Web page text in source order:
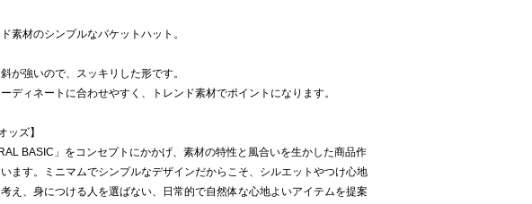
素材のシンプルなバケットハット。
が強いので、スッキリした形です。
ディネートに合わせやすく、トレンド素材でポイントになります。
ッズ】
BASIC」をコンセプトにかかげ、素材の特性と風合いを生かした商品作
ます。ミニマムでシンプルなデザインだからこそ、シルエットやつけ心地
え、身につける人を選ばない、日常的で自然体な心地よいアイテムを提案